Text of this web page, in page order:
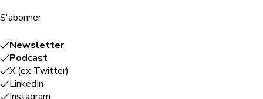
S'abonner
Newsletter
Podcast
X (ex-Twitter)
LinkedIn